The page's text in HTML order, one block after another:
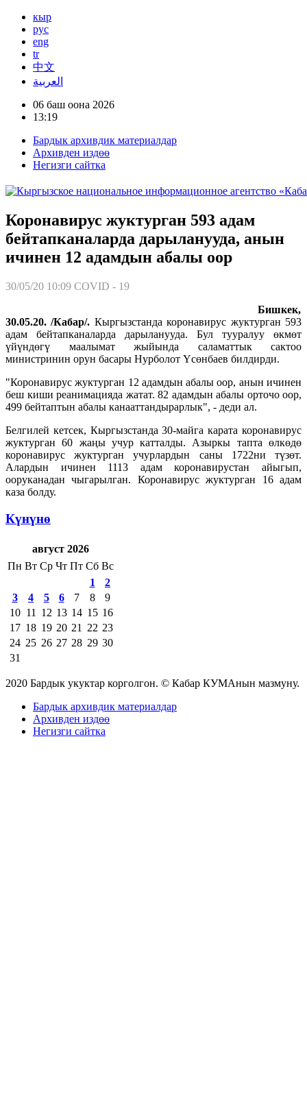
кыр
рус
eng
tr
中文
العربية
06 баш оона 2026
13:19
Бардык архивдик материалдар
Архивден издөө
Негизги сайтка
Коронавирус жуктурган 593 адам
бейтапканаларда дарыланууда, анын
ичинен 12 адамдын абалы оор
30/05/20 10:09 COVID - 19
Бишкек,
30.05.20. /Кабар/. Кыргызстанда коронавирус жуктурган 593
адам бейтапканаларда дарыланууда. Бул тууралуу өкмөт
үйүндөгү маалымат жыйында саламаттык сактоо
министринин орун басары Нурболот Үсөнбаев билдирди.
"Коронавирус жуктурган 12 адамдын абалы оор, анын ичинен
беш киши реанимацияда жатат. 82 адамдын абалы орточо оор,
499 бейтаптын абалы канааттандырарлык", - деди ал.
Белгилей кетсек, Кыргызстанда 30-майга карата коронавирус
жуктурган 60 жаңы учур катталды. Азыркы тапта өлкөдө
коронавирус жуктурган учурлардын саны 1722ни түзөт.
Алардын ичинен 1113 адам коронавирустан айыгып,
ооруканадан чыгарылган. Коронавирус жуктурган 16 адам
каза болду.
Күнүнө
август 2026
Пн Вт Ср Чт Пт Сб Вс
1
2
3
4 5 6 7 8
9
10 11 12 13 14 15 16
17 18 19 20 21 22 23
24 25 26 27 28 29 30
31
2020 Бардык укуктар корголгон. © Кабар КУМАнын мазмуну.
Бардык архивдик материалдар
Архивден издөө
Негизги сайтка